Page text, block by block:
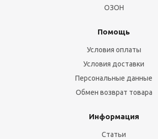
ОЗОН
Помощь
Условия оплаты
Условия доставки
Персональные данные
Обмен возврат товара
Информация
Статьи